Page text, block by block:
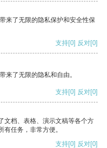
来了无限的隐私保护和安全性保
支持[0] 反对[0]
来了无限的隐私和自由。
支持[0] 反对[0]
文档、表格、演示文稿等各个方
任务，非常方便。
支持[0] 反对[0]